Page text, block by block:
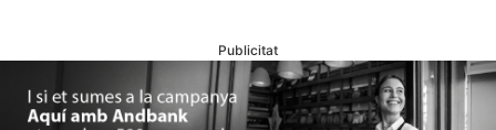
Publicitat